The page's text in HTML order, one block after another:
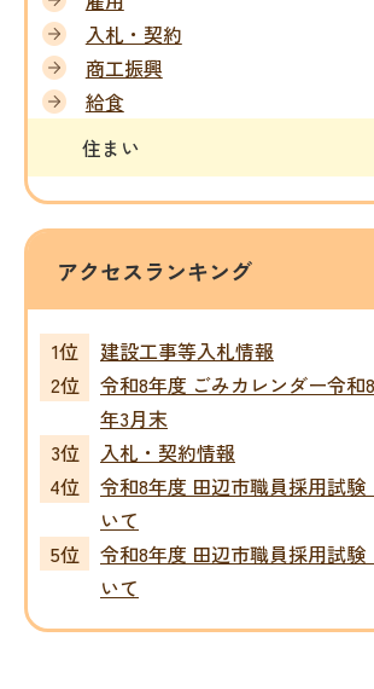
入札・契約
商工振興
給食
住まい
アクセスランキング
建設工事等入札情報
令和8年度 ごみカレンダー令和
年3月末
入札・契約情報
令和8年度 田辺市職員採用試験
いて
令和8年度 田辺市職員採用試験
いて